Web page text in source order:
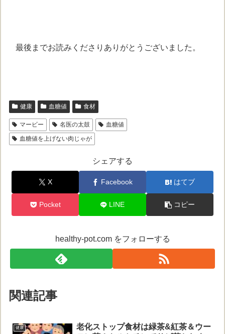
最後までお読みくださりありがとうございました。
健康 血糖値 食材
マービー 名医の太鼓
血糖値
血糖値を上げない肉じゃが
シェアする
X Facebook はてブ
Pocket LINE コピー
healthy-pot.com をフォローする
関連記事
健康
老化ストップ食材は緑茶&紅茶＆ウー